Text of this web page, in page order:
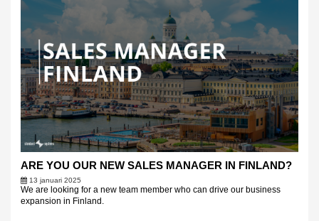
ARE YOU OUR NEW SALES MANAGER IN FINLAND?
13 januari 2025
We are looking for a new team member who can drive our business
expansion in Finland.